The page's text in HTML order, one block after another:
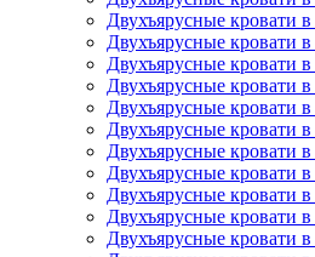
Двухъярусные кровати
Двухъярусные кровати
Двухъярусные кровати
Двухъярусные кровати в
Двухъярусные кровати
Двухъярусные кровати в
Двухъярусные кровати
Двухъярусные кровати
Двухъярусные кровати
Двухъярусные кровати
Двухъярусные кровати